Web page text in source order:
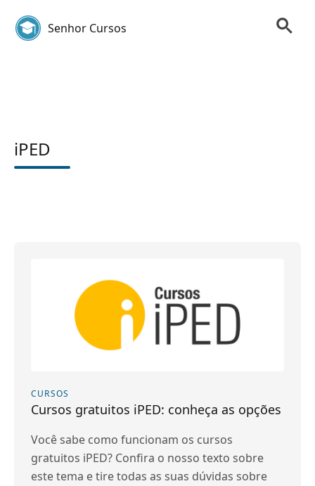
Senhor Cursos
iPED
CURSOS
Cursos gratuitos iPED: conheça as opções
Você sabe como funcionam os cursos
gratuitos iPED? Confira o nosso texto sobre
este tema e tire todas as suas dúvidas sobre